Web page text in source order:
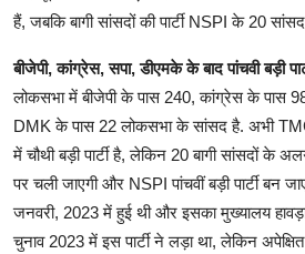
हैं, जबक‍ि बागी सांसदों की पार्टी NSPI के 20
बीजेपी, कांग्रेस, सपा, डीएमके के बाद पांचवी बड़ी
लोकसभा में बीजेपी के पास 240, कांग्रेस के पास 98,
DMK के पास 22 लोकसभा के सांसद है. अभी
में चौथी बड़ी पार्टी है, लेकिन 20 बागी सांसदों के
पर चली जाएगी और NSPI पांचवीं बड़ी पार्टी बन
जनवरी, 2023 में हुई थी और इसका मुख्यालय हावड़ा
चुनाव 2023 में इस पार्टी ने लड़ा था, लेकिन अपेक्ष‍ित